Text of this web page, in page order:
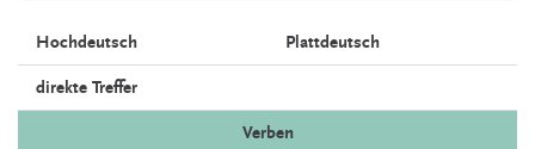
Hochdeutsch Plattdeutsch
direkte Treffer
Verben